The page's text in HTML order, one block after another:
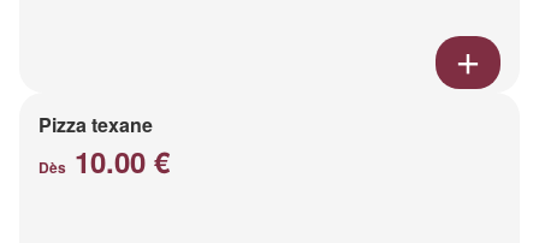
Pizza texane
Dès 10.00 €